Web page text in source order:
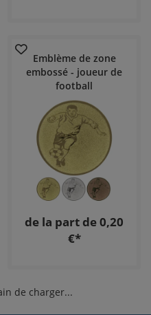
Emblème de zone
embossé - joueur de
football
de la part de 0,20
€*
de charger...